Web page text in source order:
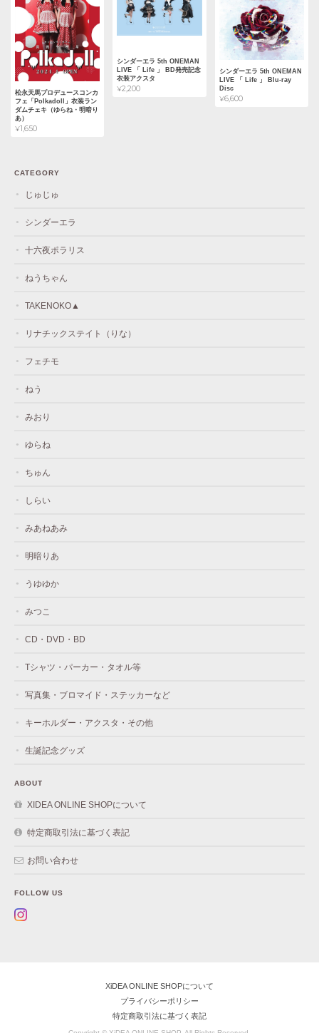
松永天馬プロデュースコンカ
フェ「Polkadoll」衣装ラン
ダムチェキ（ゆらね・明暗り
あ）
¥1,650
シンダーエラ 5th ONEMAN
LIVE 「 Life 」 BD発売記念
衣装アクスタ
¥2,200
シンダーエラ 5th ONEMAN
LIVE 「 Life 」 Blu-ray
Disc
¥6,600
CATEGORY
じゅじゅ
シンダーエラ
十六夜ポラリス
ねうちゃん
TAKENOKO▲
リナチックステイト（りな）
フェチモ
ねう
みおり
ゆらね
ちゅん
しらい
みあねあみ
明暗りあ
うゆゆか
みつこ
CD・DVD・BD
Tシャツ・パーカー・タオル等
写真集・ブロマイド・ステッカーなど
キーホルダー・アクスタ・その他
生誕記念グッズ
ABOUT
XIDEA ONLINE SHOPについて
特定商取引法に基づく表記
お問い合わせ
FOLLOW US
XiDEA ONLINE SHOPについて
プライバシーポリシー
特定商取引法に基づく表記